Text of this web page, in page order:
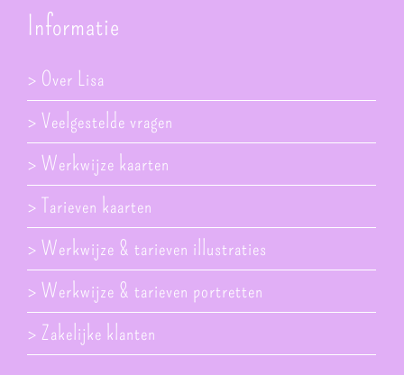
Informatie
> Over Lisa
> Veelgestelde vragen
> Werkwijze kaarten
> Tarieven kaarten
> Werkwijze & tarieven illustraties
> Werkwijze & tarieven portretten
> Zakelijke klanten